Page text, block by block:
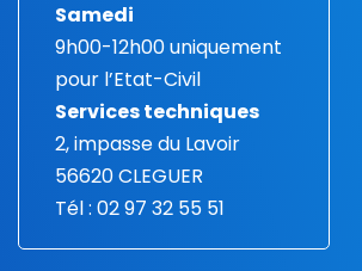
Samedi
9h00-12h00 uniquement
pour l’Etat-Civil
Services techniques
2, impasse du Lavoir
56620 CLEGUER
Tél : 02 97 32 55 51